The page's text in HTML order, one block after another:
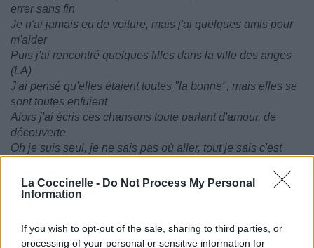
La Coccinelle - Do Not Process My Personal
Information
If you wish to opt-out of the sale, sharing to third parties, or
processing of your personal or sensitive information for
errer sans fin
Je n'ai jamais eu de voiture, mais j'ai quelques amis pour
m'aider
Puis j'ai rencontré quelques filles dans la ville des anges
(LA)
J'ai pensé qu'elles étaient toutes "la bonne", mais elles se
sont toutes enfuient
Alors j'ai écris ces chansons toute parlant d'amour, de
découverte
Oh je suis seul, je ne sais pas où aller, tout je sais c'est
These are the moments I'm missing
Forgotten right where my home is
These are the moments I'm missing